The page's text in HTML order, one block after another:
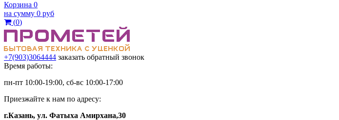
Корзина 0
на сумму 0 руб
(0)
+7(903)3064444 заказать обратный звонок
Время работы:
пн-пт 10:00-19:00, сб-вс 10:00-17:00
Приезжайте к нам по адресу:
г.Казань, ул. Фатыха Амирхана,30